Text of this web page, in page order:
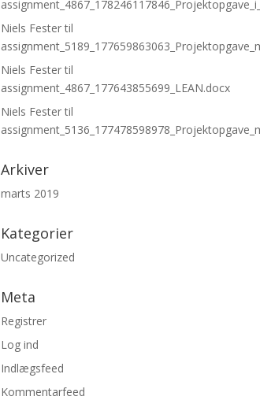
Niels Festertil
Niels Festertil
assignment_4867_177643855699_LEAN.docx
Niels Festertil
Arkiver
marts 2019
Kategorier
Uncategorized
Meta
Registrer
Log ind
Indlægsfeed
Kommentarfeed